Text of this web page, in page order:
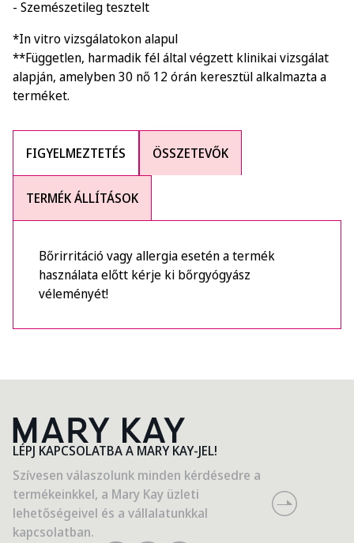
- Szemészetileg tesztelt
*In vitro vizsgálatokon alapul
**Független, harmadik fél által végzett klinikai vizsgálat
alapján, amelyben 30 nő 12 órán keresztül alkalmazta a
terméket.
FIGYELMEZTETÉS ÖSSZETEVŐK
TERMÉK ÁLLÍTÁSOK
Bőrirritáció vagy allergia esetén a termék
használata előtt kérje ki bőrgyógyász
véleményét!
LÉPJ KAPCSOLATBA A MARY KAY-JEL!
Szívesen válaszolunk minden kérdésedre a
termékeinkkel, a Mary Kay üzleti
lehetőségeivel és a vállalatunkkal
kapcsolatban.